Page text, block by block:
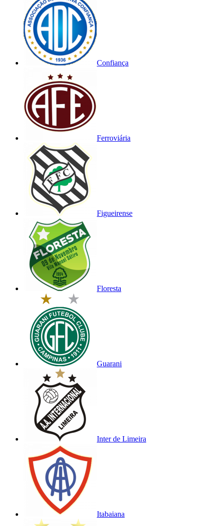
Confiança
Ferroviária
Figueirense
Floresta
Guarani
Inter de Limeira
Itabaiana